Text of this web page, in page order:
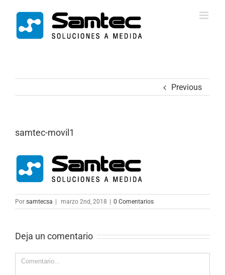
Previous
samtec-movil1
Por samtecsa marzo 2nd, 2018 0 Comentarios
Deja un comentario
Comentar